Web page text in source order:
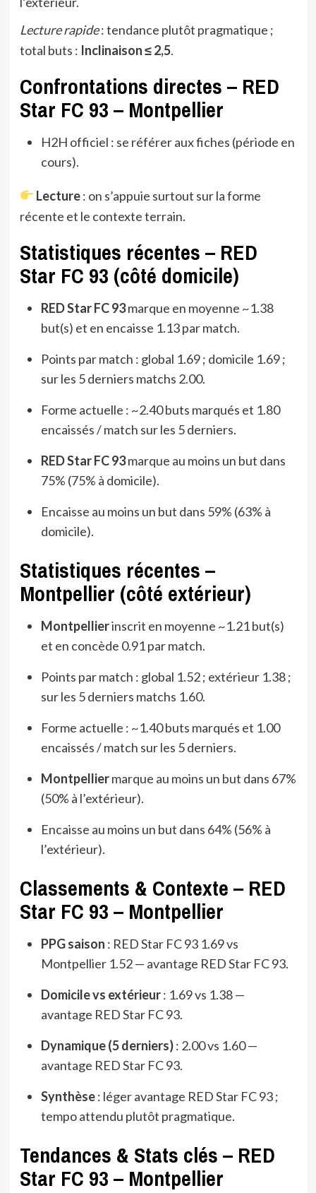
Lecture rapide: tendance plutôt pragmatique ;
total buts : Inclinaison ≤ 2,5.
Confrontations directes – RED
Star FC 93 – Montpellier
H2H officiel : se référer aux fiches (période en
cours).
Lecture: on s’appuie surtout sur la forme
récente et le contexte terrain.
Statistiques récentes – RED
Star FC 93 (côté domicile)
RED Star FC 93marque en moyenne ~1.38
but(s) et en encaisse 1.13 par match.
Points par match : global 1.69 ; domicile 1.69 ;
sur les 5 derniers matchs 2.00.
Forme actuelle : ~2.40 buts marqués et 1.80
encaissés / match sur les 5 derniers.
RED Star FC 93marque au moins un but dans
75% (75% à domicile).
Encaisse au moins un but dans 59% (63% à
domicile).
Statistiques récentes –
Montpellier (côté extérieur)
Montpellierinscrit en moyenne ~1.21 but(s)
et en concède 0.91 par match.
Points par match : global 1.52 ; extérieur 1.38 ;
sur les 5 derniers matchs 1.60.
Forme actuelle : ~1.40 buts marqués et 1.00
encaissés / match sur les 5 derniers.
Montpelliermarque au moins un but dans 67%
(50% à l’extérieur).
Encaisse au moins un but dans 64% (56% à
l’extérieur).
Classements & Contexte – RED
Star FC 93 – Montpellier
PPG saison : RED Star FC 93 1.69 vs
Montpellier 1.52 — avantage RED Star FC 93.
Domicile vs extérieur: 1.69 vs 1.38 —
avantage RED Star FC 93.
Dynamique (5 derniers): 2.00 vs 1.60 —
avantage RED Star FC 93.
Synthèse: léger avantage RED Star FC 93 ;
tempo attendu plutôt pragmatique.
Tendances & Stats clés – RED
Star FC 93 – Montpellier